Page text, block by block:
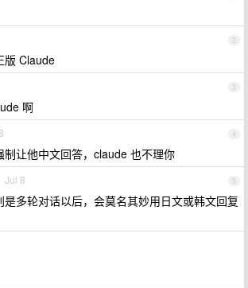
2
版 Claude
3
啊
4
制让他中文回答，claude 也不理你
5
Jul 8
是多轮对话以后，会莫名其妙用日文或韩文回复